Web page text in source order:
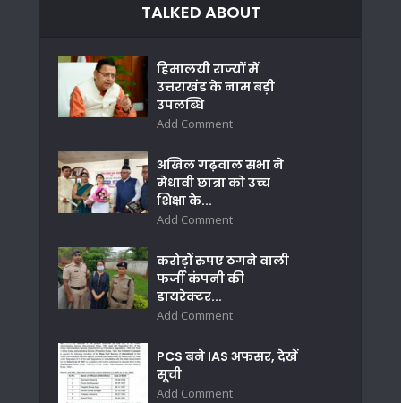
TALKED ABOUT
हिमालयी राज्यों में
उत्तराखंड के नाम बड़ी
उपलब्धि
Add Comment
अखिल गढ़वाल सभा ने
मेधावी छात्रा को उच्च
शिक्षा के...
Add Comment
करोड़ों रुपए ठगने वाली
फर्जी कंपनी की
डायरेक्टर...
Add Comment
PCS बने IAS अफसर, देखें
सूची
Add Comment